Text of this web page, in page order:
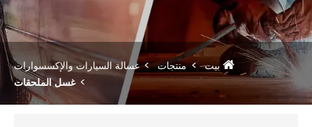
بيت منتجات
غسالة السيارات والإكسسوارات
غسل الملحقات